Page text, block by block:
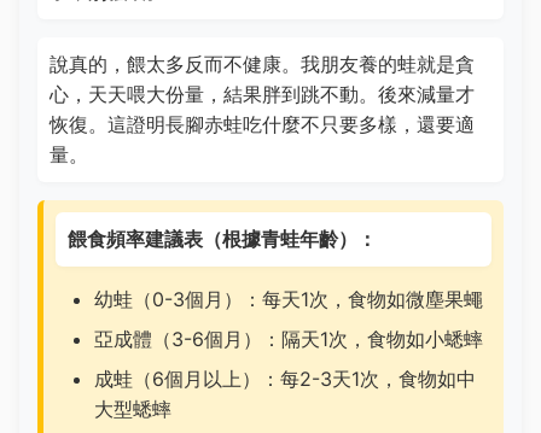
說真的，餵太多反而不健康。我朋友養的蛙就是貪
心，天天喂大份量，結果胖到跳不動。後來減量才
恢復。這證明長腳赤蛙吃什麼不只要多樣，還要適
量。
餵食頻率建議表（根據青蛙年齡）：
幼蛙（0-3個月）：每天1次，食物如微塵果蠅
亞成體（3-6個月）：隔天1次，食物如小蟋蟀
成蛙（6個月以上）：每2-3天1次，食物如中
大型蟋蟀